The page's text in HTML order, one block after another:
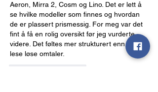
Aeron, Mirra 2, Cosm og Lino. Det er lett å
se hvilke modeller som finnes og hvordan
de er plassert prismessig. For meg var det
fint å få en rolig oversikt før jeg vurderte
videre. Det føltes mer strukturert enn å bare
lese løse omtaler.